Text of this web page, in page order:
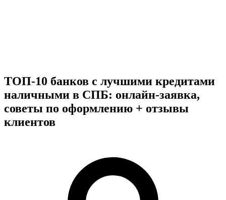
ТОП-10 банков с лучшими кредитами
наличными в СПБ: онлайн-заявка,
советы по оформлению + отзывы
клиентов